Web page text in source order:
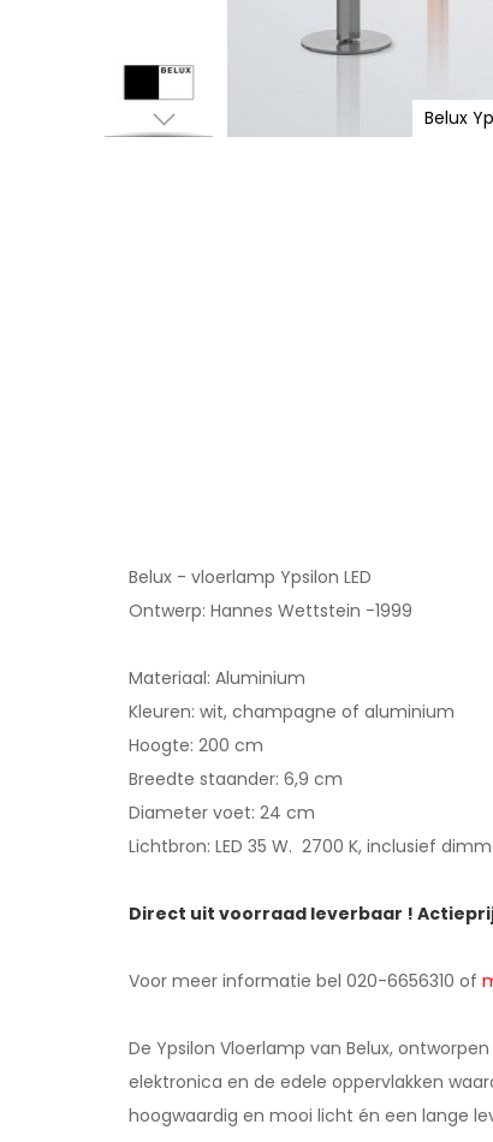
Belux
Belux - vloerlamp Ypsilon LED
Ontwerp: Hannes Wettstein -1999
Materiaal: Aluminium
Kleuren: wit, champagne of aluminium
Hoogte: 200 cm
Breedte staander: 6,9 cm
Diameter voet: 24 cm
Lichtbron: LED 35 W. 2700 K, inclusief
Direct uit voorraad leverbaar !
Voor meer informatie bel 020-6656310 of
De Ypsilon Vloerlamp van Belux,
elektronica en de edele oppervlakken
hoogwaardig en mooi licht én een lange